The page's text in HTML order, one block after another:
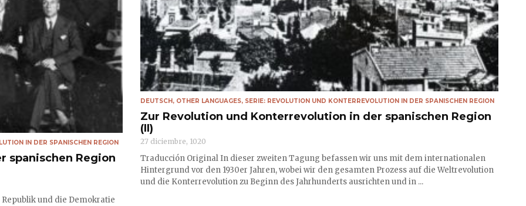
IN DER SPANISCHEN REGION
spanischen Region
Republik und die Demokratie
DEUTSCH, OTHER LANGUAGES, SERIE: REVOLUTION UND KONTERREVOLUTION IN DER SPANISCHEN REGION
Zur Revolution und Konterrevolution in der spanischen Region
(II)
27 diciembre, 1020
Traducción Original In dieser zweiten Tagung befassen wir uns mit dem internationalen
Hintergrund vor den 1930er Jahren, wobei wir den gesamten Prozess auf die Weltrevolution
und die Konterrevolution zu Beginn des Jahrhunderts ausrichten und in ...